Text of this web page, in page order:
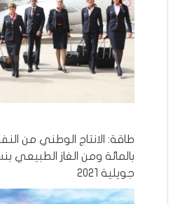
جويلية 2021